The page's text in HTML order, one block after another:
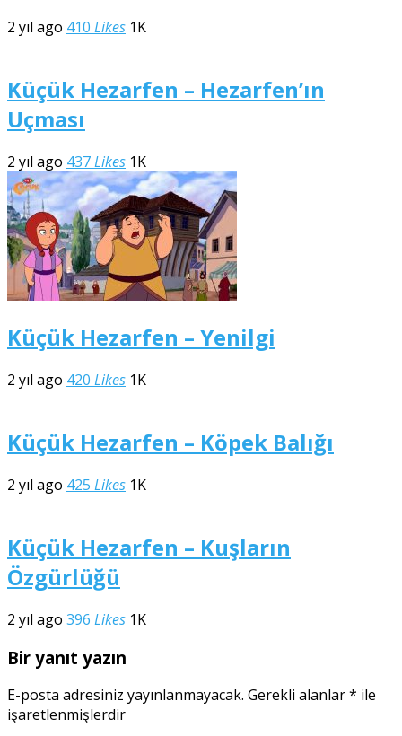
2 yıl ago 410 Likes 1K
Küçük Hezarfen – Hezarfen’ın
Uçması
2 yıl ago 437Likes 1K
Küçük Hezarfen – Yenilgi
2 yıl ago 420 Likes 1K
Küçük Hezarfen – Köpek Balığı
2 yıl ago 425 Likes 1K
Küçük Hezarfen – Kuşların
Özgürlüğü
2 yıl ago 396 Likes 1K
Bir yanıt yazın
E-posta adresiniz yayınlanmayacak. Gerekli alanlar* ile
işaretlenmişlerdir